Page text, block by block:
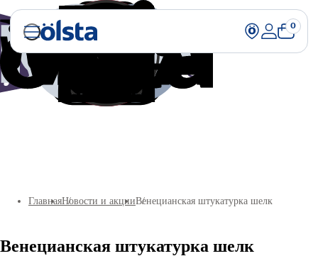
0
ГлавнаяНовости и акцииВенецианская штукатурка шелк
Венецианская штукатурка шелк